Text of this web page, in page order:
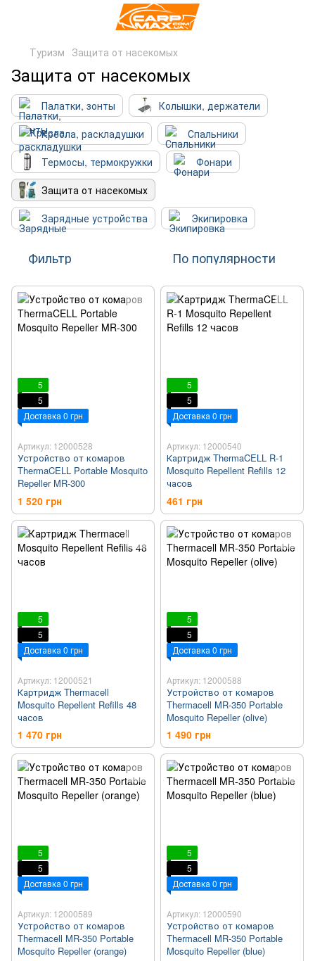
Туризм Защита от насекомых
Защита от насекомых
Палатки, зонты
Колышки, держатели
Кресла, раскладушки
Спальники
Термосы, термокружки
Фонари
Защита от насекомых
Зарядные устройства
Экипировка
Фильтр По популярности
5
5
Доставка 0 грн
Артикул: 12000528
Устройство от комаров
ThermaCELL Portable Mosquito
Repeller MR-300
1 520 грн
5
5
Доставка 0 грн
Артикул: 12000540
Картридж ThermaCELL R-1
Mosquito Repellent Refills 12
часов
461 грн
5
5
Доставка 0 грн
Артикул: 12000521
Картридж Thermacell
Mosquito Repellent Refills 48
часов
1 470 грн
5
5
Доставка 0 грн
Артикул: 12000588
Устройство от комаров
Thermacell MR-350 Portable
Mosquito Repeller (olive)
1 490 грн
5
5
Доставка 0 грн
Артикул: 12000589
Устройство от комаров
Thermacell MR-350 Portable
Mosquito Repeller (orange)
5
5
Доставка 0 грн
Артикул: 12000590
Устройство от комаров
Thermacell MR-350 Portable
Mosquito Repeller (blue)